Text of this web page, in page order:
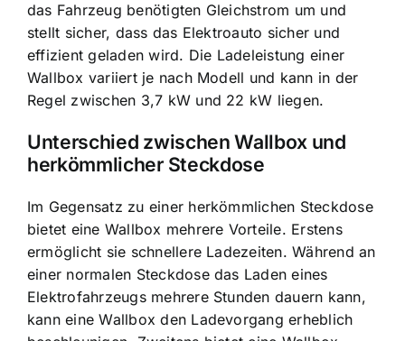
das Fahrzeug benötigten Gleichstrom um und
stellt sicher, dass das Elektroauto sicher und
effizient geladen wird. Die Ladeleistung einer
Wallbox variiert je nach Modell und kann in der
Regel zwischen 3,7 kW und 22 kW liegen.
Unterschied zwischen Wallbox und
herkömmlicher Steckdose
Im Gegensatz zu einer herkömmlichen Steckdose
bietet eine Wallbox mehrere Vorteile. Erstens
ermöglicht sie schnellere Ladezeiten. Während an
einer normalen Steckdose das Laden eines
Elektrofahrzeugs mehrere Stunden dauern kann,
kann eine Wallbox den Ladevorgang erheblich